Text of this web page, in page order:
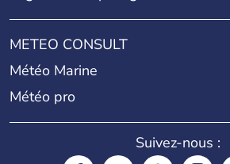
METEO CONSULT
Météo Marine
Météo pro
Suivez-nous :